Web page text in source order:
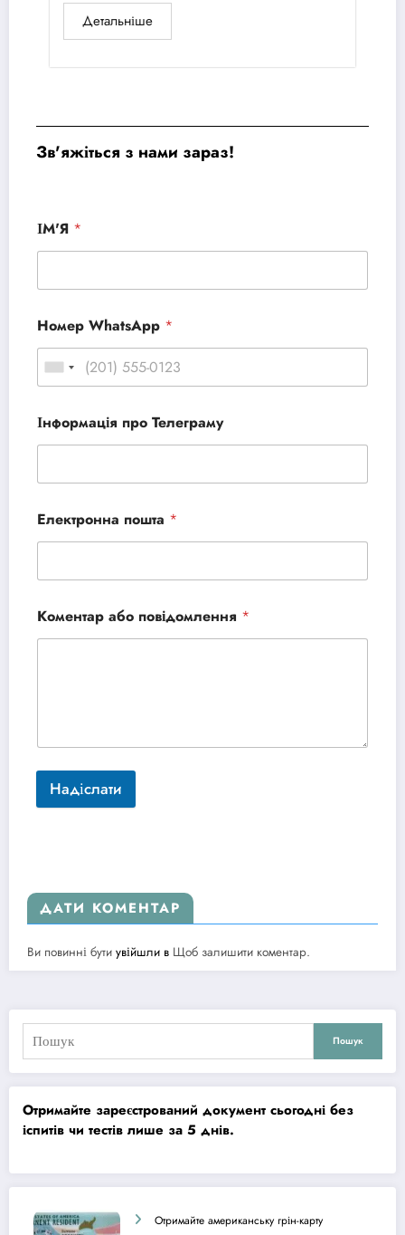
Детальніше
Зв'яжіться з нами зараз!
ІМ'Я *
Номер WhatsApp *
Інформація про Телеграму
Електронна пошта *
Коментар або повідомлення *
Надіслати
ДАТИ КОМЕНТАР
Ви повинні бути увійшли в Щоб залишити коментар.
Пошук
Отримайте зареєстрований документ сьогодні без
іспитів чи тестів лише за 5 днів.
Отримайте американську грін-карту